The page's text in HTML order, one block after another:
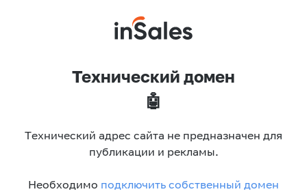
Технический домен
🤖
Технический адрес сайта не предназначен для
публикации и рекламы.
Необходимо подключить собственный домен